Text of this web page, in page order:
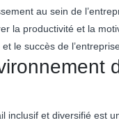
au sein de
la productivité et la
le succès de
inclusif et diversifié est